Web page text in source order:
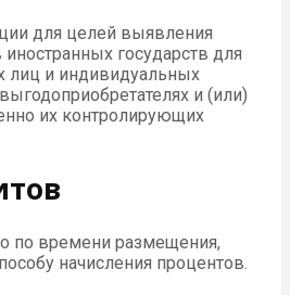
для целей выявления
государств для
лиц и индивидуальных
и (или)
их контролирующих
по времени размещения,
начисления процентов.